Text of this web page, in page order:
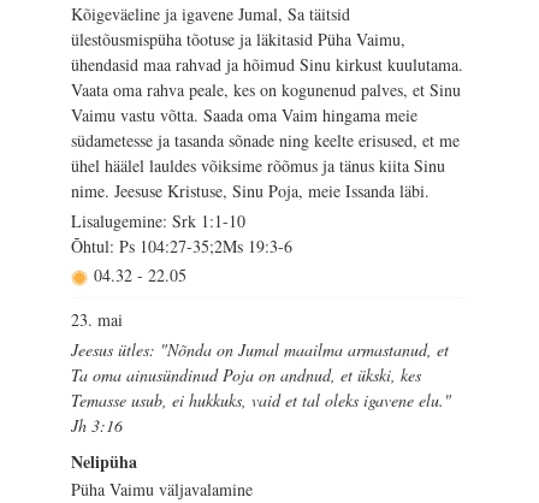
Kõigeväeline ja igavene Jumal, Sa täitsid
ülestõusmispüha tõotuse ja läkitasid Püha Vaimu,
ühendasid maa rahvad ja hõimud Sinu kirkust kuulutama.
Vaata oma rahva peale, kes on kogunenud palves, et Sinu
Vaimu vastu võtta. Saada oma Vaim hingama meie
südametesse ja tasanda sõnade ning keelte erisused, et me
ühel häälel lauldes võiksime rõõmus ja tänus kiita Sinu
nime. Jeesuse Kristuse, Sinu Poja, meie Issanda läbi.
Lisalugemine: Srk 1:1-10
Õhtul: Ps 104:27-35;2Ms 19:3-6
04.32 - 22.05
23. mai
Jeesus ütles: "Nõnda on Jumal maailma armastanud, et
Ta oma ainusündinud Poja on andnud, et ükski, kes
Temasse usub, ei hukkuks, vaid et tal oleks igavene elu."
Jh 3:16
Nelipüha
Püha Vaimu väljavalamine